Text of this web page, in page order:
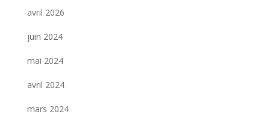
avril 2026
juin 2024
mai 2024
avril 2024
mars 2024